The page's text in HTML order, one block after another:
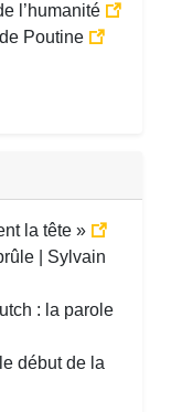
l’humanité
Poutine
la tête »
| Sylvain
: la parole
début de la